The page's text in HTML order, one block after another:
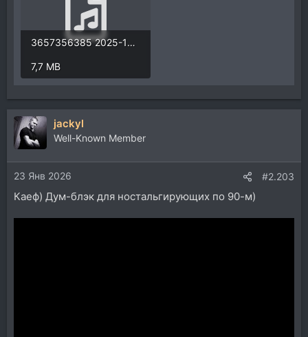
3657356385 2025-12-20 0341.mp3
7,7 MB
jackyl
Well-Known Member
23 Янв 2026 #2.203
Каеф) Дум-блэк для ностальгирующих по 90-м)